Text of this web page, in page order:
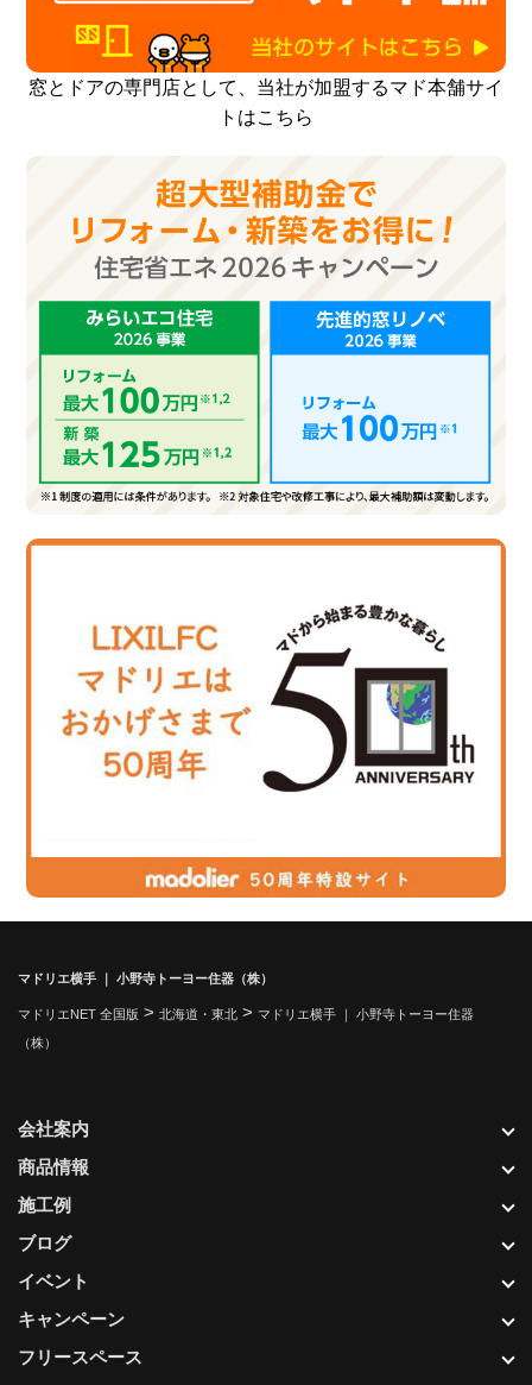
窓とドアの専門店として、当社が加盟するマド本舗サイ
トはこちら
マドリエ横手 ｜ 小野寺トーヨー住器（株）
マドリエNET 全国版 > 北海道・東北 > マドリエ横手 ｜ 小野寺トーヨー住器
（株）
会社案内
商品情報
施工例
ブログ
イベント
キャンペーン
フリースペース